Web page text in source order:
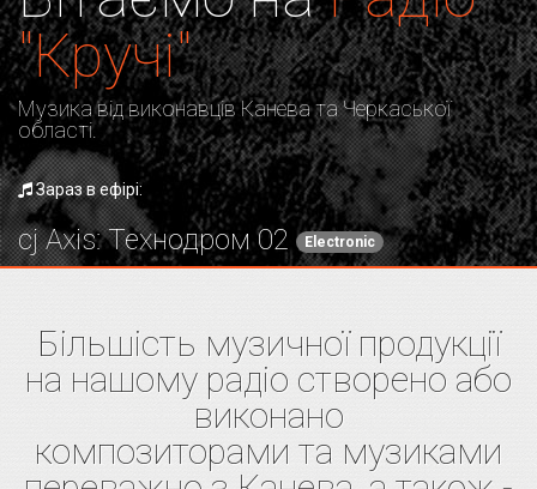
"Кручі"
Музика від виконавців Канева та Черкаської
області.
Зараз в ефірі:
cj Axis: Технодром 02 Electronic
Більшість музичної продукції
на нашому радіо створено або
виконано
композиторами та музиками